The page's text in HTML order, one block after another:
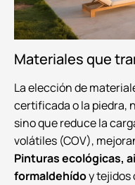
Materiales que
La elección de
certificada o la piedra,
sino que reduce la
volátiles (COV),
Pinturas ecológicas,
formaldehídoy tejidos